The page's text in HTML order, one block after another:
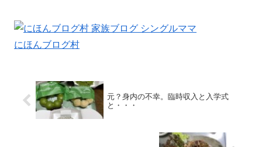
にほんブログ村
元？身内の不幸。臨時収入と入学式
と・・・